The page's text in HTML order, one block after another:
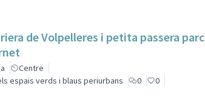
de Volpelleres i petita passera parc
Centre
espais verds i blaus periurbans
0
0